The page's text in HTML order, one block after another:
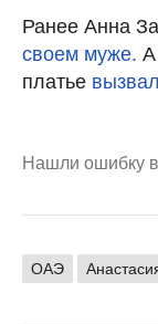
Ранее Анна
своем муже. А
платье
Нашли ошибку
ОАЭ